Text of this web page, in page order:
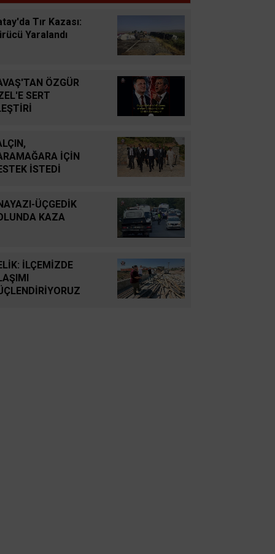
GÖREBİLSEK
Süleyman GÖKSU
Zaferler Ayı Ağustos
AYNI ENKAZIN TOZUNU
Oğuz Kağan Neşeli
Enerji Jeopolitiğinde Yeni
Bir Dönem: Kerkük’ten
Ceyhan’a Stratejik
Ahmet Süreyya DURNA
SARAYKENT’TE ŞİİR
ŞÖLENİ
Tır Kazası:
Yaralandı
ÖZGÜR
SERT
İÇİN
İSTEDİ
ÜÇGEDİK
KAZA
İLÇEMİZDE